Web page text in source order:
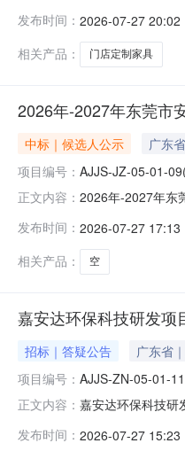
进行公开采购。现
发布时间： 2026-07-27 20:02
相关产品：
门店定制家具
2026年-2027年东莞市
中标｜候选人公示 广东
项目编号： AJJS-JZ-05-01-
正文内容： 2026年-2027年东
05-01-09(2026)二
发布时间： 2026-07-27 17:13
相关产品：
空
嘉安达环保科技研发项
招标｜答疑公告 广东省
项目编号： AJJS-ZN-05-01-
正文内容： 嘉安达环保科技研
项目首次公告日期
发布时间： 2026-07-27 15:23